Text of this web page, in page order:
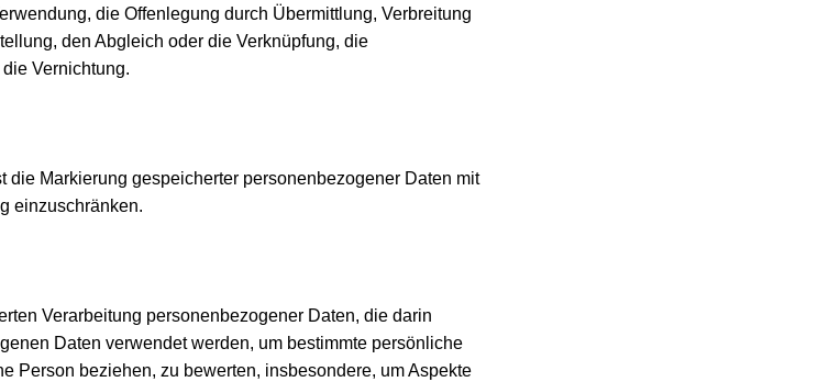
die Offenlegung durch Übermittlung, Verbreitung
den Abgleich oder die Verknüpfung, die
Vernichtung.
die Markierung gespeicherter personenbezogener Daten mit
einzuschränken.
Verarbeitung personenbezogener Daten, die darin
Daten verwendet werden, um bestimmte persönliche
Person beziehen, zu bewerten, insbesondere, um Aspekte